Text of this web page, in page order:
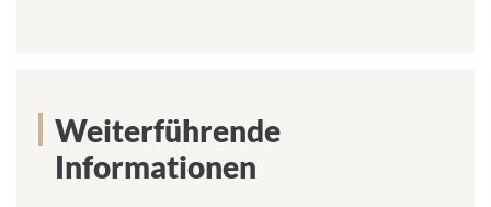
-
A
d
Weiterführende
Informationen